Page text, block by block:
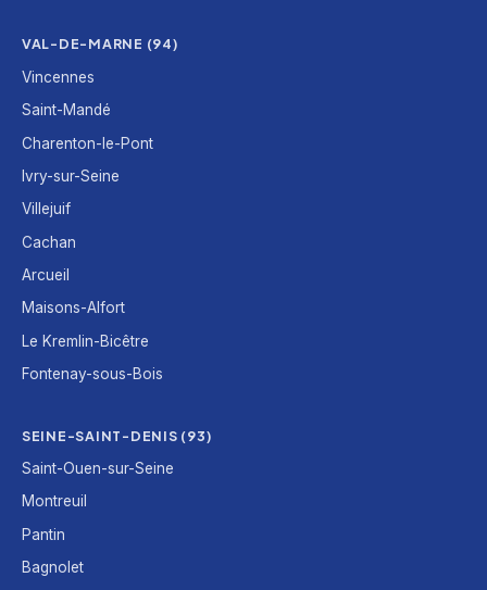
VAL-DE-MARNE (94)
Vincennes
Saint-Mandé
Charenton-le-Pont
Ivry-sur-Seine
Villejuif
Cachan
Arcueil
Maisons-Alfort
Le Kremlin-Bicêtre
Fontenay-sous-Bois
SEINE-SAINT-DENIS (93)
Saint-Ouen-sur-Seine
Montreuil
Pantin
Bagnolet